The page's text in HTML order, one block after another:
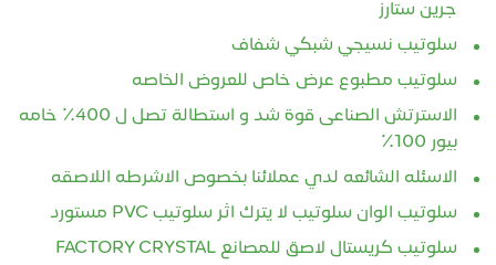
جرين ستارز
سلوتيب نسيجي شبكي شفاف
سلوتيب مطبوع عرض خاص للعروض الخاصه
الاسترتش الصناعى قوة شد و استطالة تصل ل 400٪ خامه
بيور 100٪
الاسئله الشائعه لدي عملائنا بخصوص الاشرطه اللاصقه
سلوتيب الوان سلوتيب لا يترك اثر سلوتيب PVC مستورد
سلوتيب كريستال لاصق للمصانع FACTORY CRYSTAL